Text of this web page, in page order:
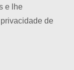
e lhe
de